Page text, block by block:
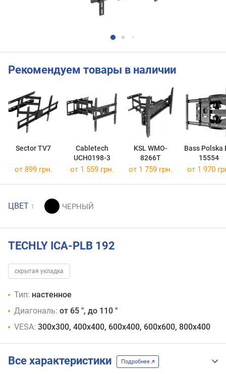
Рекомендуем товары в наличии
Sector TV7
Cabletech
UCH0198-3
KSL WMO-
8266T
Bass Polska
15554
от 899 грн. от 1 559 грн. от 1 759 грн. от 1 970
ЦВЕТ 1
TECHLY ICA-PLB 192
скрытая укладка
Тип: настенное
Диагональ: от 65 ", до 110 "
VESA: 300x300, 400x400, 600x400, 600х600, 800x400
Все характеристики Подробнее